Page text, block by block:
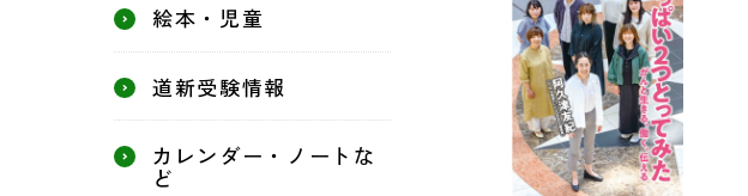
絵本・児童
道新受験情報
カレンダー・ノートな
ど